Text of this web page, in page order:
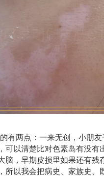
有两点：一来无创，小朋
可以清楚比对色素岛有没
脑，早期皮损里如果还有
所以我会把病史、家族史